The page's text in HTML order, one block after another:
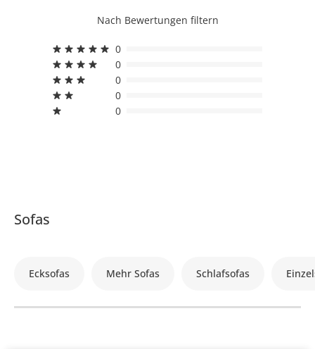
Nach Bewertungen filtern
0
0
0
0
0
Sofas
Ecksofas Mehr Sofas Schlafsofas